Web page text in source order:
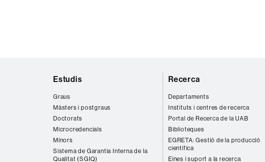
Estudis
Graus
Màsters i postgraus
Doctorats
Microcredencials
Mínors
Sistema de Garantia Interna de la
Qualitat (SGIQ)
Recerca
Departaments
Instituts i centres de recerca
Portal de Recerca de la UAB
Biblioteques
EGRETA: Gestió de la producció
científica
Eines i suport a la recerca